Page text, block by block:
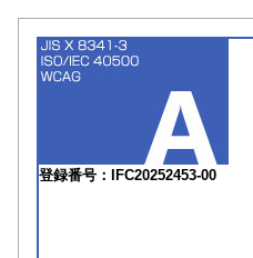
登録番号：IFC20252453-00